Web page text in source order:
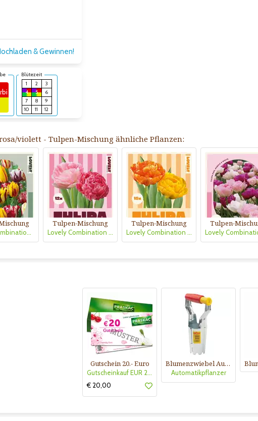
& Gewinnen!
Blütezeit
1
2
3
4
5
6
7
8
9
10
11 12
violett - Tulpen-Mischung ähnliche Pflanzen:
Perfect Combination Tulpen Fireworks
Tulpen-Mischung
Lovely Combination Tulpen gefüllt rosa
Tulpen-Mischung
Lovely Combination Tulpen gef. Gelb orange
Tulpen-
Gutschein 20.- Euro
Gutscheinkauf EUR 20.-
€ 20,00
Blumenzwiebel Automatikpflanzer
Automatikpflanzer